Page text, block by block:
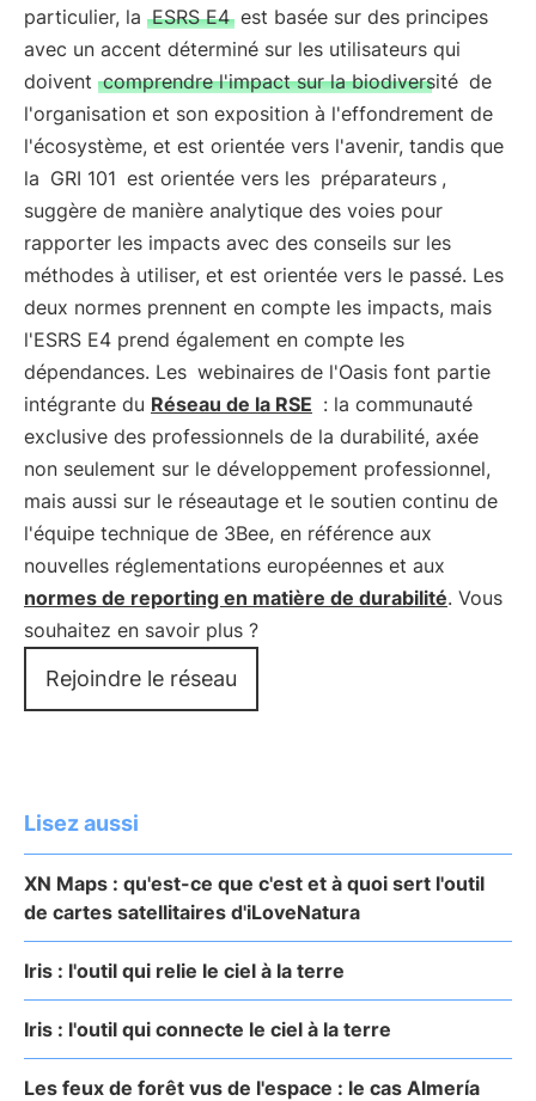
particulier, la ESRS E4 est basée sur des principes
avec un accent déterminé sur les utilisateurs qui
doivent comprendre l'impact sur la biodiversité de
l'organisation et son exposition à l'effondrement de
l'écosystème, et est orientée vers l'avenir, tandis que
la GRI 101 est orientée vers les préparateurs ,
suggère de manière analytique des voies pour
rapporter les impacts avec des conseils sur les
méthodes à utiliser, et est orientée vers le passé. Les
deux normes prennent en compte les impacts, mais
l'ESRS E4 prend également en compte les
dépendances. Les webinaires de l'Oasis font partie
intégrante du Réseau de la RSE : la communauté
exclusive des professionnels de la durabilité, axée
non seulement sur le développement professionnel,
mais aussi sur le réseautage et le soutien continu de
l'équipe technique de 3Bee, en référence aux
nouvelles réglementations européennes et aux
normes de reporting en matière de durabilité. Vous
souhaitez en savoir plus ?
Rejoindre le réseau
Lisez aussi
XN Maps : qu'est-ce que c'est et à quoi sert l'outil
de cartes satellitaires d'iLoveNatura
Iris : l'outil qui relie le ciel à la terre
Iris : l'outil qui connecte le ciel à la terre
Les feux de forêt vus de l'espace : le cas Almería